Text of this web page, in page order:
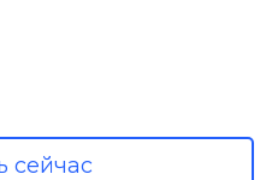
сейчас